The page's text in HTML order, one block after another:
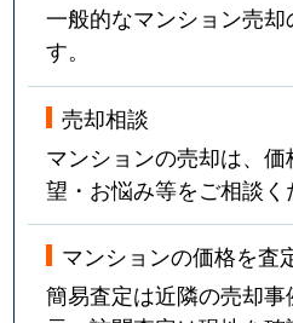
一般的なマンション売却
す。
売却相談
マンションの売却は、
望・お悩み等をご相談く
マンションの価格を査
簡易査定は近隣の売却